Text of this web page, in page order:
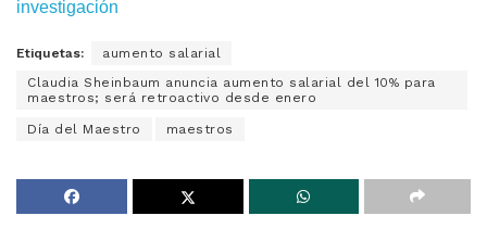
investigación
Etiquetas:
aumento salarial
Claudia Sheinbaum anuncia aumento salarial del 10% para
maestros; será retroactivo desde enero
Día del Maestro maestros